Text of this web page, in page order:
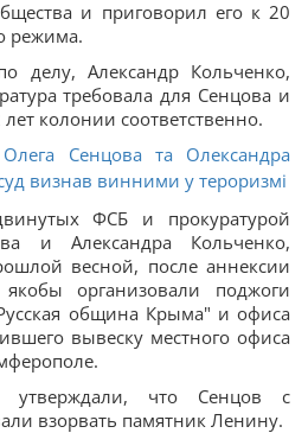
и приговорил его к 20
режима.
делу, Александр Кольченко,
требовала для Сенцова и
колонии соответственно.
Олега Сенцова та Олександра
визнав винними у тероризмі
ФСБ и прокуратурой
и Александра Кольченко,
весной, после аннексии
организовали поджоги
община Крыма" и офиса
вывеску местного офиса
что Сенцов с
взорвать памятник Ленину.